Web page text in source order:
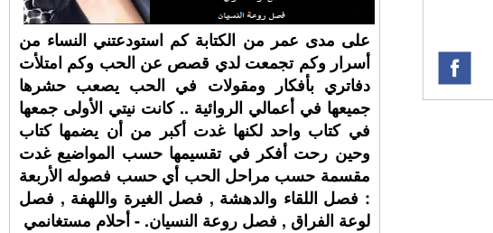
على مدى عمر من الكتابة كم استودعتني النساء من
أسرار وكم تجمعت لدي قصص عن الحب وكم امتلأت
دفاتري بأفكار ومقولات في الحب يصعب حشرها
جميعها في أعمالي الروائية .. كانت نيتي الأولى جمعها
في كتاب واحد لكنها غدت أكبر من أن يضمها كتاب
وحين رحت أفكر في تقسيمها حسب المواضيع غدت
مقسمة حسب مراحل الحب أي حسب فصوله الأربعة
: فصل اللقاء والدهشة , فصل الغيرة واللهفة , فصل
لوعة الفراق , فصل روعة النسيان. - أحلام مستغانمي